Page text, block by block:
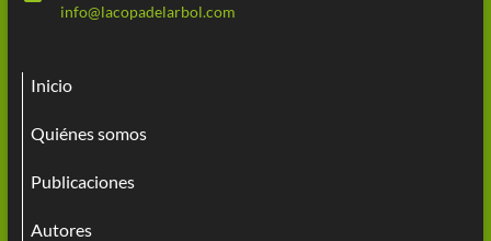
info@lacopadelarbol.com
Inicio
Quiénes somos
Publicaciones
Autores